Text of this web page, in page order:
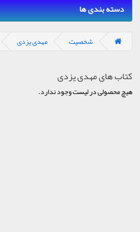
دسته بندی ها
شخصیت مهدی یزدی
کتاب های مهدی یزدی
هیچ محصولی در لیست وجود ندارد.